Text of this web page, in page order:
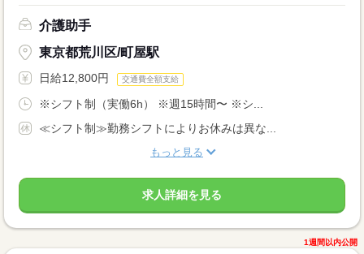
介護助手
東京都荒川区/町屋駅
日給12,800円 交通費全額支給
※シフト制（実働6h） ※週15時間〜 ※シ...
≪シフト制≫勤務シフトによりお休みは異な...
もっと見る
求人詳細を見る
1週間以内公開